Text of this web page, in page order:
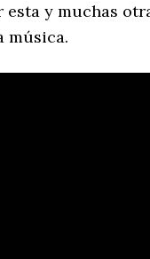
y muchas
música.